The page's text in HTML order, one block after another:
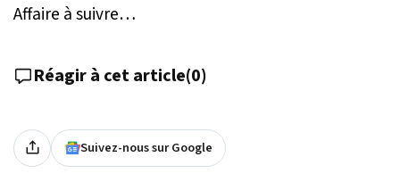
Affaire à suivre…
Réagir à cet article(0)
Suivez-nous sur Google